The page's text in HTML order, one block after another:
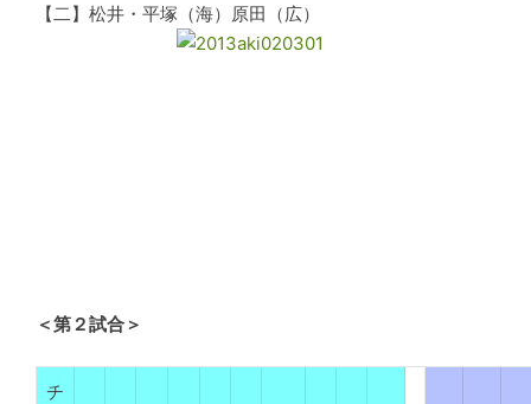
【二】松井・平塚（海）原田（広）
＜第２試合＞
チ